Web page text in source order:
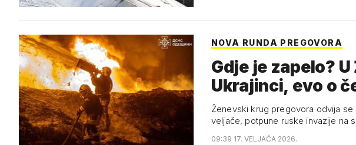
NOVA RUNDA PREGOVORA
Gdje je zapelo?
Ukrajinci, evo o
Ženevski krug pregovora odvija
veljače, potpune ruske invazije na
09:39 17. VELJAČA 2026.